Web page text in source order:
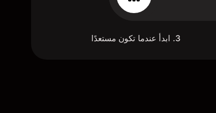
3. ابدأ عندما تكون مستعدًا